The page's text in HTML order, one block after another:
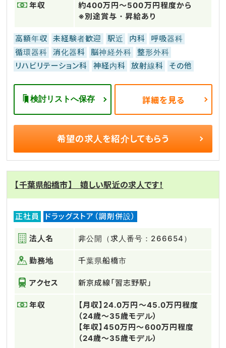
年収
約400万円～500万円程度から
※別途賞与・昇給あり
高額年収 未経験者歓迎 駅近 内科
呼吸器科
循環器科
消化器科 脳神経外科
整形外科
リハビリテーション科
神経内科 放射線科 その他
検討リストへ保存 詳細を見る
希望の求人を紹介してもらう
【千葉県船橋市】 嬉しい駅近の求人です！
正社員 ドラッグストア（調剤併設）
法人名 非公開（求人番号：266654）
勤務地 千葉県船橋市
アクセス 新京成線「習志野駅」
年収
【月収】24.0万円～45.0万円程度
（24歳～35歳モデル）
【年収】450万円～600万円程度
（24歳～35歳モデル）